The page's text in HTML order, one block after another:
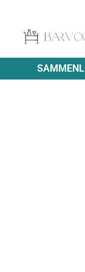
indholdet